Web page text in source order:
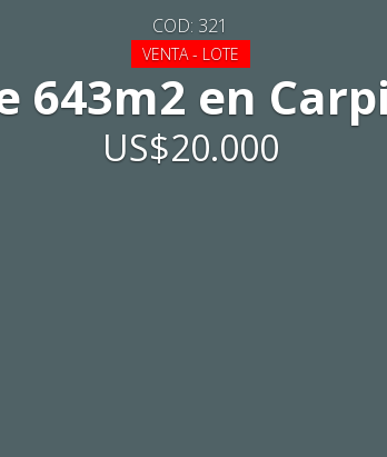
COD: 321
VENTA - LOTE
643m2 en
US$20.000